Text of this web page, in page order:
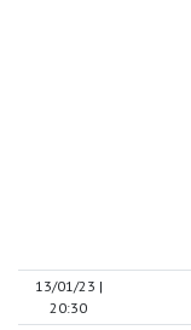
13/01/23 |
20:30